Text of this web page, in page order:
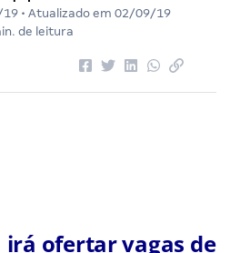
• Atualizado em 02/09/19
de leitura
irá ofertar vagas de